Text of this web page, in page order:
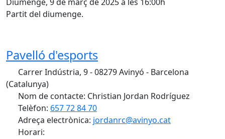
Partit del diumenge.
Pavelló d'esports
Carrer Indústria, 9 - 08279 Avinyó - Barcelona
(Catalunya)
Nom de contacte: Christian Jordan Rodríguez
Telèfon: 657 72 84 70
Adreça electrònica: jordanrc@avinyo.cat
Horari: